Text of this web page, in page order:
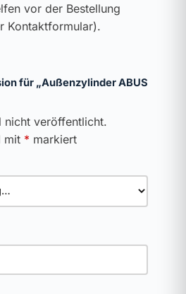
vor der Bestellung
Kontaktformular).
für „Außenzylinder ABUS
nicht veröffentlicht.
mit * markiert